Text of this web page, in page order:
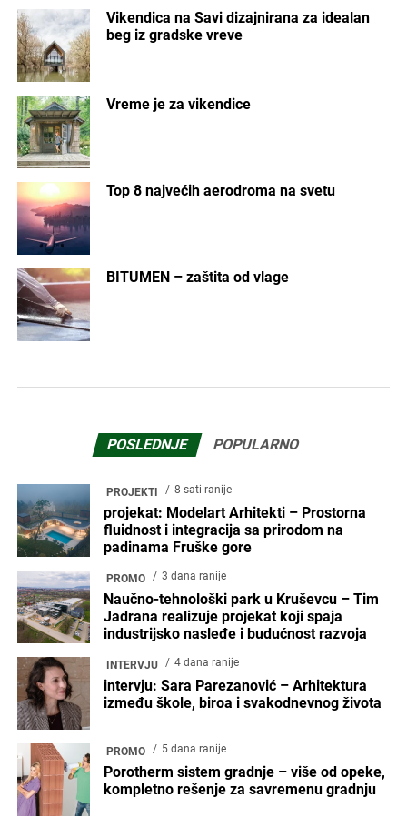
Vikendica na Savi dizajnirana za idealan
beg iz gradske vreve
Vreme je za vikendice
Top 8 najvećih aerodroma na svetu
BITUMEN – zaštita od vlage
POSLEDNJE POPULARNO
PROJEKTI 8 sati ranije
projekat: Modelart Arhitekti – Prostorna
fluidnost i integracija sa prirodom na
padinama Fruške gore
PROMO 3 dana ranije
Naučno-tehnološki park u Kruševcu – Tim
Jadrana realizuje projekat koji spaja
industrijsko nasleđe i budućnost razvoja
INTERVJU 4 dana ranije
intervju: Sara Parezanović – Arhitektura
između škole, biroa i svakodnevnog života
PROMO 5 dana ranije
Porotherm sistem gradnje – više od opeke,
kompletno rešenje za savremenu gradnju